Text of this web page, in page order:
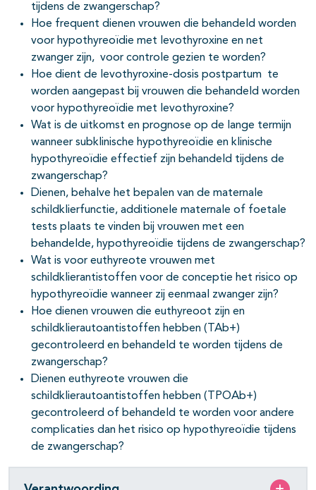
tijdens de zwangerschap?
Hoe frequent dienen vrouwen die behandeld worden
voor hypothyreoïdie met levothyroxine en net
zwanger zijn, voor controle gezien te worden?
Hoe dient de levothyroxine-dosis postpartum te
worden aangepast bij vrouwen die behandeld worden
voor hypothyreoïdie met levothyroxine?
Wat is de uitkomst en prognose op de lange termijn
wanneer subklinische hypothyreoïdie en klinische
hypothyreoïdie effectief zijn behandeld tijdens de
zwangerschap?
Dienen, behalve het bepalen van de maternale
schildklierfunctie, additionele maternale of foetale
tests plaats te vinden bij vrouwen met een
behandelde, hypothyreoïdie tijdens de zwangerschap?
Wat is voor euthyreote vrouwen met
schildklierantistoffen voor de conceptie het risico op
hypothyreoïdie wanneer zij eenmaal zwanger zijn?
Hoe dienen vrouwen die euthyreoot zijn en
schildklierautoantistoffen hebben (TAb+)
gecontroleerd en behandeld te worden tijdens de
zwangerschap?
Dienen euthyreote vrouwen die
schildklierautoantistoffen hebben (TPOAb+)
gecontroleerd of behandeld te worden voor andere
complicaties dan het risico op hypothyreoïdie tijdens
de zwangerschap?